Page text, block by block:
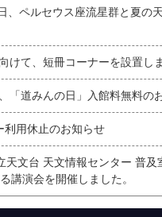
、ペルセウス座流星群と夏の
けて、短冊コーナーを設置し
「道みんの日」入館料無料の
利用休止のお知らせ
天文台 天文情報センター 普及
講演会を開催しました。